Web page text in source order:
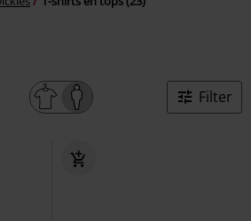
Filter